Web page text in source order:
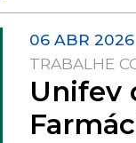
06 ABR 2026
TRABALHE
Unifev